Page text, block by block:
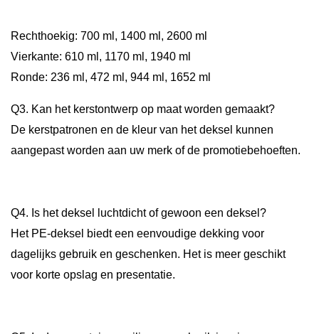
Rechthoekig: 700 ml, 1400 ml, 2600 ml
Vierkante: 610 ml, 1170 ml, 1940 ml
Ronde: 236 ml, 472 ml, 944 ml, 1652 ml
Q3. Kan het kerstontwerp op maat worden gemaakt?
De kerstpatronen en de kleur van het deksel kunnen
aangepast worden aan uw merk of de promotiebehoeften.
Q4. Is het deksel luchtdicht of gewoon een deksel?
Het PE-deksel biedt een eenvoudige dekking voor
dagelijks gebruik en geschenken. Het is meer geschikt
voor korte opslag en presentatie.